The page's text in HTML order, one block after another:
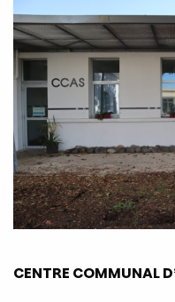
CENTRE COMMUNAL